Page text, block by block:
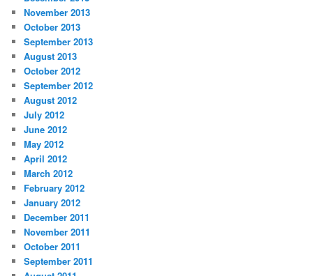
November 2013
October 2013
September 2013
August 2013
October 2012
September 2012
August 2012
July 2012
June 2012
May 2012
April 2012
March 2012
February 2012
January 2012
December 2011
November 2011
October 2011
September 2011